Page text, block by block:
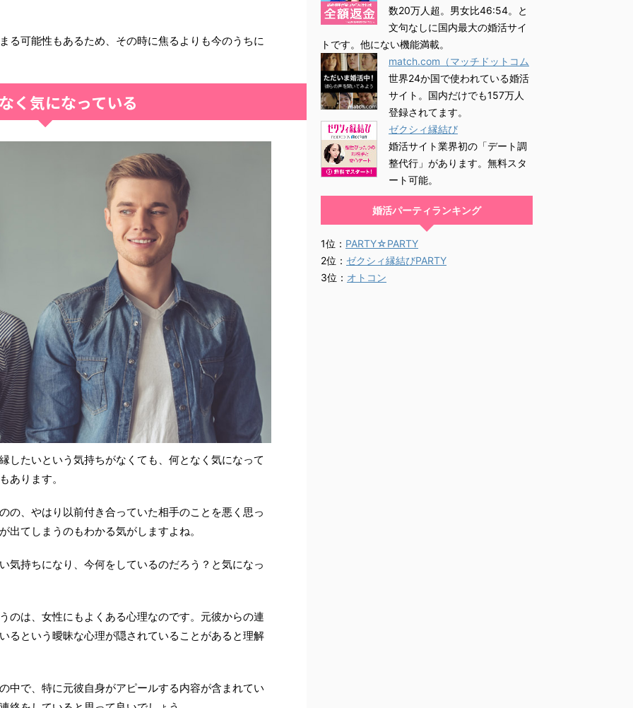
る可能性もあるため、その時に焦るよりも今のうちに
く気になっている
したいという気持ちがなくても、何となく気になって
あります。
の、やはり以前付き合っていた相手のことを悪く思っ
てしまうのもわかる気がしますよね。
気持ちになり、今何をしているのだろう？と気になっ
のは、女性にもよくある心理なのです。元彼からの連
るという曖昧な心理が隠されていることがあると理解
中で、特に元彼自身がアピールする内容が含まれてい
数20万人超。男女比46:54。と
文句なしに国内最大の婚活サイ
トです。他にない機能満載。
match.com（マッチドットコム
世界24か国で使われている婚活
サイト。国内だけでも157万人
登録されてます。
ゼクシィ縁結び
婚活サイト業界初の「デート調
整代行」があります。無料スタ
ート可能。
婚活パーティランキング
1位： PARTY☆PARTY
2位： ゼクシィ縁結びPARTY
3位： オトコン